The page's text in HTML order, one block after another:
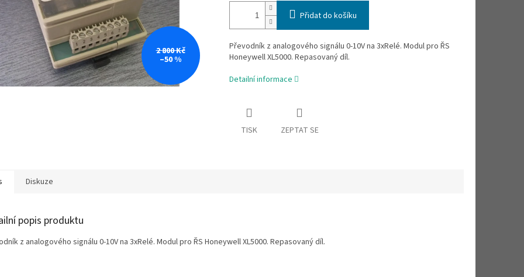
2 800 Kč
–50 %
Přidat do košíku
Převodník z analogového signálu 0-10V na 3xRelé. Modul pro ŘS
Honeywell XL5000. Repasovaný díl.
Detailní informace
TISK ZEPTAT SE
Diskuze
popis produktu
z analogového signálu 0-10V na 3xRelé. Modul pro ŘS Honeywell XL5000. Repasovaný díl.